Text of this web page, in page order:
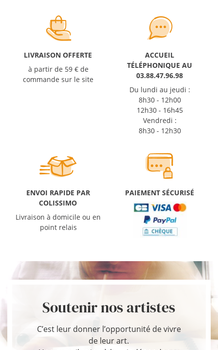
LIVRAISON OFFERTE
à partir de 59 € de
commande sur le site
ACCUEIL
TÉLÉPHONIQUE AU
03.88.47.96.98
Du lundi au jeudi :
8h30 - 12h00
12h30 - 16h45
Vendredi :
8h30 - 12h30
ENVOI RAPIDE PAR
COLISSIMO
Livraison à domicile ou en
point relais
PAIEMENT SÉCURISÉ
Soutenir nos artistes
C’est leur donner l’opportunité de vivre
de leur art.